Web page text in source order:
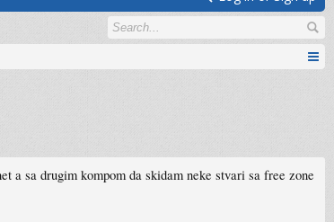
a sa drugim kompom da skidam neke stvari sa free zone